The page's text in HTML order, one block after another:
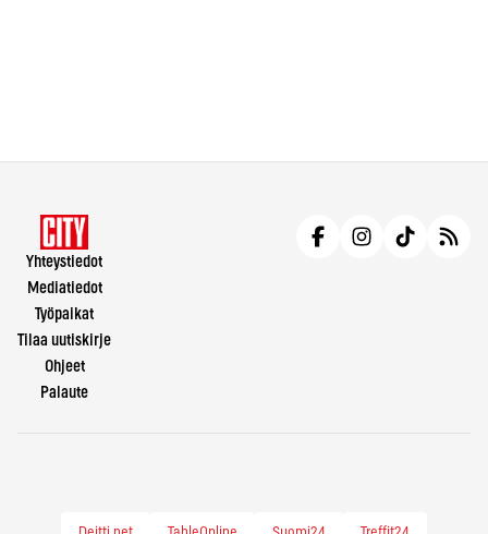
Yhteystiedot
Mediatiedot
Työpaikat
Tilaa uutiskirje
Ohjeet
Palaute